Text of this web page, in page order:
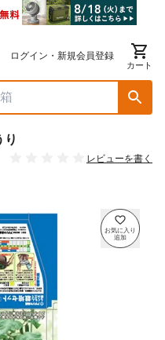
ログイン・新規会員登録
カート
り
レビューを書く